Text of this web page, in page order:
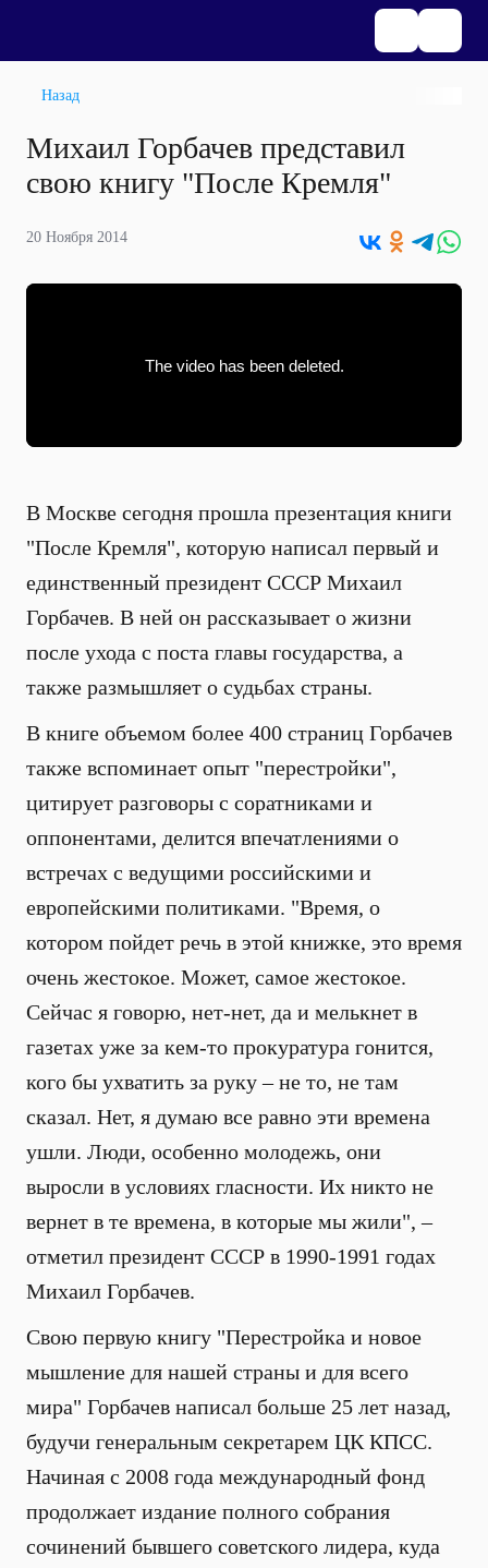
Назад
Михаил Горбачев представил
свою книгу "После Кремля"
20 Ноября 2014
В Москве сегодня прошла презентация книги
"После Кремля", которую написал первый и
единственный президент СССР Михаил
Горбачев. В ней он рассказывает о жизни
после ухода с поста главы государства, а
также размышляет о судьбах страны.
В книге объемом более 400 страниц Горбачев
также вспоминает опыт "перестройки",
цитирует разговоры с соратниками и
оппонентами, делится впечатлениями о
встречах с ведущими российскими и
европейскими политиками. "Время, о
котором пойдет речь в этой книжке, это время
очень жестокое. Может, самое жестокое.
Сейчас я говорю, нет-нет, да и мелькнет в
газетах уже за кем-то прокуратура гонится,
кого бы ухватить за руку – не то, не там
сказал. Нет, я думаю все равно эти времена
ушли. Люди, особенно молодежь, они
выросли в условиях гласности. Их никто не
вернет в те времена, в которые мы жили", –
отметил президент СССР в 1990-1991 годах
Михаил Горбачев.
Свою первую книгу "Перестройка и новое
мышление для нашей страны и для всего
мира" Горбачев написал больше 25 лет назад,
будучи генеральным секретарем ЦК КПСС.
Начиная с 2008 года международный фонд
продолжает издание полного собрания
сочинений бывшего советского лидера, куда